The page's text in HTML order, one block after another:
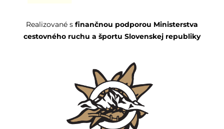
Realizované s finančnou podporou Ministerstva
cestovného ruchu a športu Slovenskej republiky